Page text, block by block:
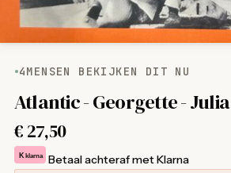
4MENSEN BEKIJKEN DIT NU
Atlantic - Georgette - Julia
€ 27,50
K klarna Betaal achteraf met Klarna